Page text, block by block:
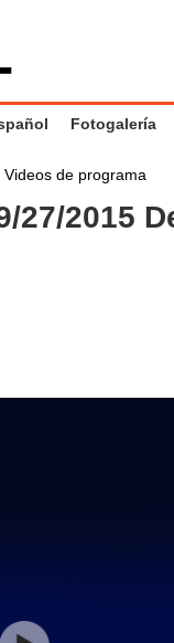
Fotogalería
Videos de programa
27/2015